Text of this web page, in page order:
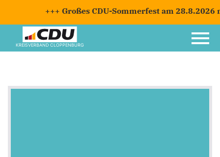
+++ Großes CDU-Sommerfest am
KREISVERBAND CLOPPENBURG